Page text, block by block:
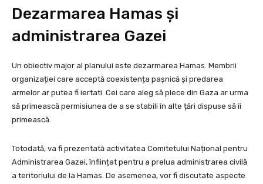
Dezarmarea Hamas și
administrarea Gazei
Un obiectiv major al planului este dezarmarea Hamas. Membrii
organizației care acceptă coexistența pașnică și predarea
armelor ar putea fi iertati. Cei care aleg să plece din Gaza ar urma
să primească permisiunea de a se stabili în alte țări dispuse să îi
primească.
Totodată, va fi prezentată activitatea Comitetului Național pentru
Administrarea Gazei, înființat pentru a prelua administrarea civilă
a teritoriului de la Hamas. De asemenea, vor fi discutate aspecte